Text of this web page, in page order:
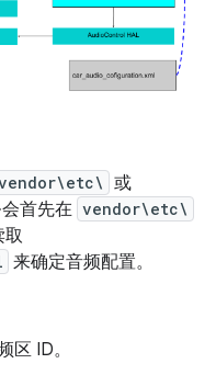
或
首先在 vendor\etc\
来确定音频配置。
区 ID。